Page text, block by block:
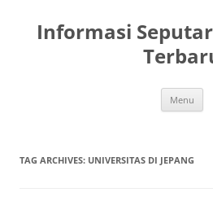
content
Informasi
Menu
TAG ARCHIVES: UNIVERSITAS DI JEPANG